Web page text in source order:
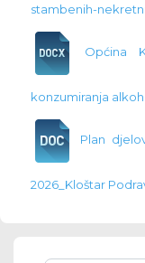
stambenih-
Općina
konzumiranja
Plan
2026_Kloštar